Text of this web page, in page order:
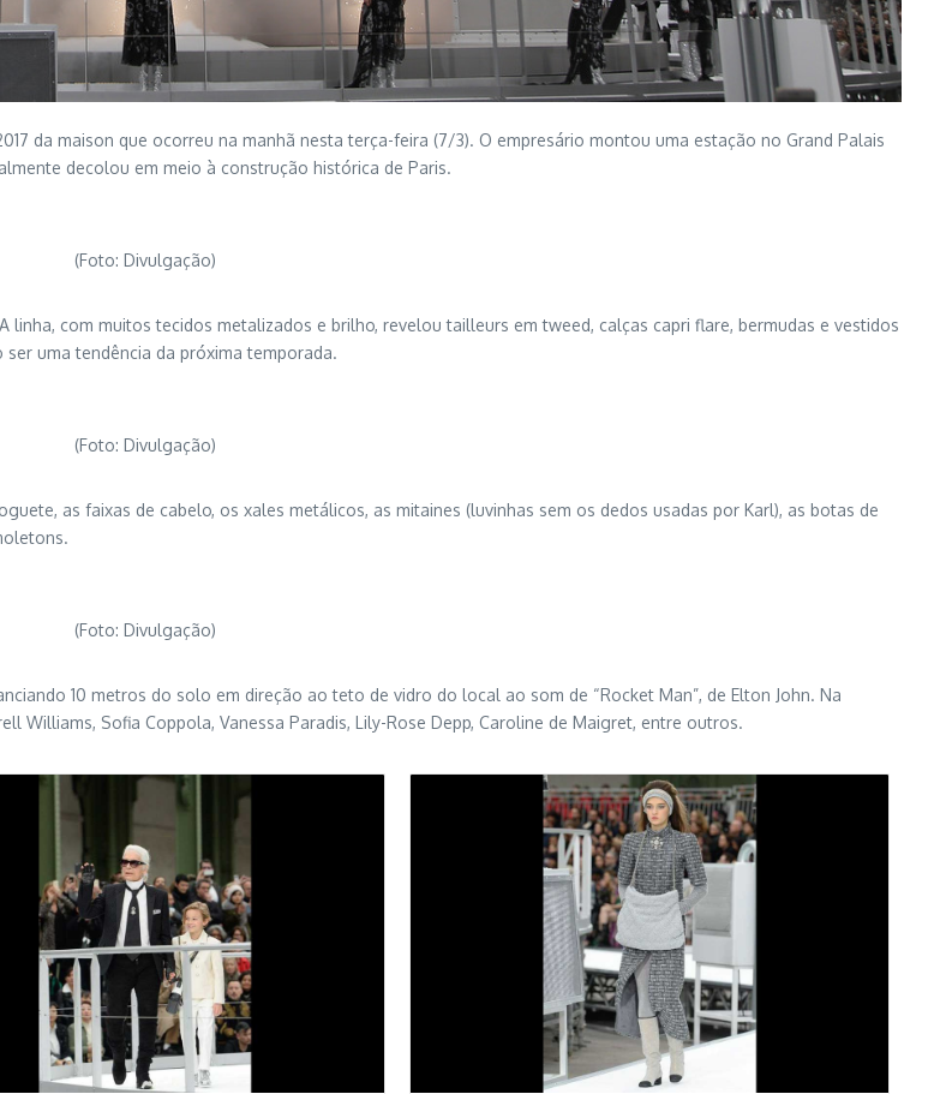
da maison que ocorreu na manhã nesta terça-feira (7/3). O empresário montou uma estação no Grand Palais
decolou em meio à construção histórica de Paris.
(Foto: Divulgação)
com muitos tecidos metalizados e brilho, revelou tailleurs em tweed, calças capri flare, bermudas e vestidos
uma tendência da próxima temporada.
(Foto: Divulgação)
as faixas de cabelo, os xales metálicos, as mitaines (luvinhas sem os dedos usadas por Karl), as botas de
(Foto: Divulgação)
10 metros do solo em direção ao teto de vidro do local ao som de “Rocket Man”, de Elton John. Na
Williams, Sofia Coppola, Vanessa Paradis, Lily-Rose Depp, Caroline de Maigret, entre outros.